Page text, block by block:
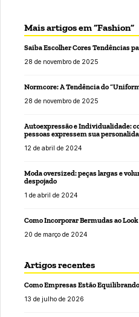
Mais artigos em “Fashion”
Saiba Escolher Cores Tendências
28 de novembro de 2025
Normcore: A Tendência do
28 de novembro de 2025
Autoexpressão e Individualidade:
pessoas expressem sua
12 de abril de 2024
Moda oversized: peças largas e
despojado
1 de abril de 2024
Como Incorporar Bermudas ao
20 de março de 2024
Artigos recentes
Como Empresas Estão
13 de julho de 2026